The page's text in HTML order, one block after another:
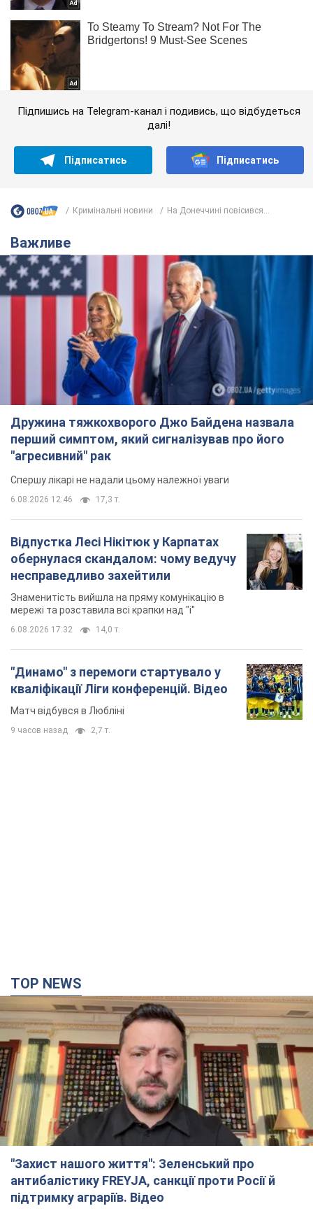
Підпишись на Telegram-канал і подивись, що відбудеться
далі!
Підписатись Підписатись
Кримінальні новини На Донеччині повісився...
Важливе
Дружина тяжкохворого Джо Байдена назвала
перший симптом, який сигналізував про його
"агресивний" рак
Спершу лікарі не надали цьому належної уваги
6.08.2026 12:46 17,3 т.
Відпустка Лесі Нікітюк у Карпатах
обернулася скандалом: чому ведучу
несправедливо захейтили
Знаменитість вийшла на пряму комунікацію в
мережі та розставила всі крапки над "і"
6.08.2026 17:32 14,0 т.
"Динамо" з перемоги стартувало у
кваліфікації Ліги конференцій. Відео
Матч відбувся в Любліні
9 часов назад 2,7 т.
TOP NEWS
"Захист нашого життя": Зеленський про
антибалістику FREYJA, санкції проти Росії й
підтримку аграріїв. Відео